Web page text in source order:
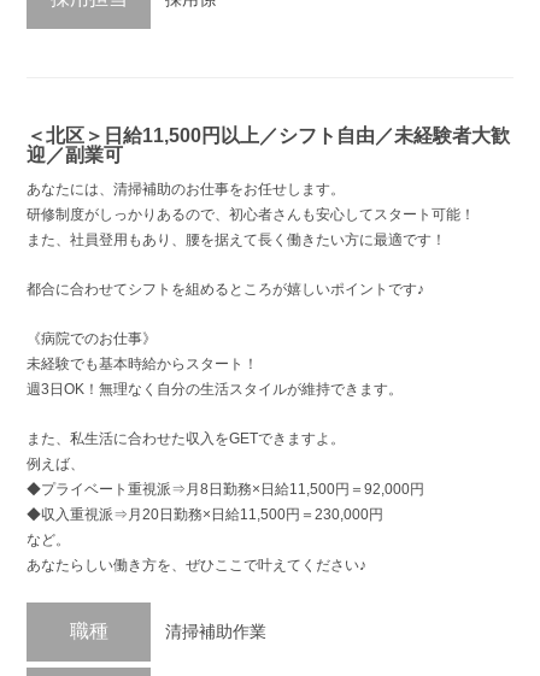
＜北区＞日給11,500円以上／シフト自由／未経験者大歓
迎／副業可
あなたには、清掃補助のお仕事をお任せします。
研修制度がしっかりあるので、初心者さんも安心してスタート可能！
また、社員登用もあり、腰を据えて長く働きたい方に最適です！
都合に合わせてシフトを組めるところが嬉しいポイントです♪
《病院でのお仕事》
未経験でも基本時給からスタート！
週3日OK！無理なく自分の生活スタイルが維持できます。
また、私生活に合わせた収入をGETできますよ。
例えば、
◆プライベート重視派⇒月8日勤務×日給11,500円＝92,000円
◆収入重視派⇒月20日勤務×日給11,500円＝230,000円
など。
あなたらしい働き方を、ぜひここで叶えてください♪
職種 清掃補助作業